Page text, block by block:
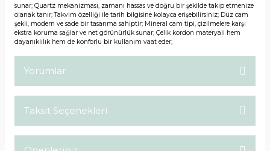
sunar; Quartz mekanizması, zamanı hassas ve doğru bir şekilde takip etmenize
olanak tanır; Takvim özelliği ile tarih bilgisine kolayca erişebilirsiniz; Düz cam
şekli, modern ve sade bir tasarıma sahiptir; Mineral cam tipi, çizilmelere karşı
ekstra koruma sağlar ve net görünürlük sunar; Çelik kordon materyali hem
dayanıklılık hem de konforlu bir kullanım vaat eder;
Yorumlar
Taksit Seçenekleri